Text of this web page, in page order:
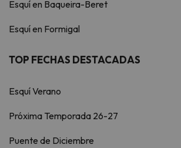
Esquí en Baqueira-Beret
Esquí en Formigal
TOP FECHAS DESTACADAS
Esquí Verano
Próxima Temporada 26-27
Puente de Diciembre